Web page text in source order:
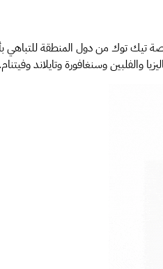
تيك توك من دول المنطقة للتباهي